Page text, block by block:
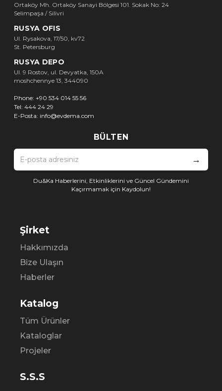
Ortaköy Mh. Ortaköy Sanayi Bölgesi 101. Sokak No: 24
Selimpaşa / Silivri
RUSYA OFIS
Ul. Rysakova, 17/50, kv72
St. Petersburg
RUSYA DEPO
Ul. 9 Rostov, ul. Devyatka, 150A
moshchennye 13, 344090
Phone: +90 534 014 55 56
Tel: 444 24 29
E-Posta: info@evdema.com
BÜLTEN
→
Du&Ka Haberlerini, Etkinliklerini ve Güncel Gündemini
Kaçırmamak için Kaydolun!
Şirket
Hakkımızda
Bize Ulaşın
Haberler
Katalog
Tüm Ürünler
Kataloglar
Projeler
S.S.S